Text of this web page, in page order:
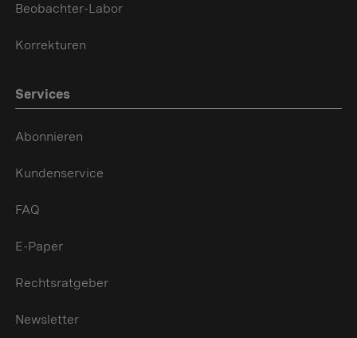
Beobachter-Labor
Korrekturen
Services
Abonnieren
Kundenservice
FAQ
E-Paper
Rechtsratgeber
Newsletter